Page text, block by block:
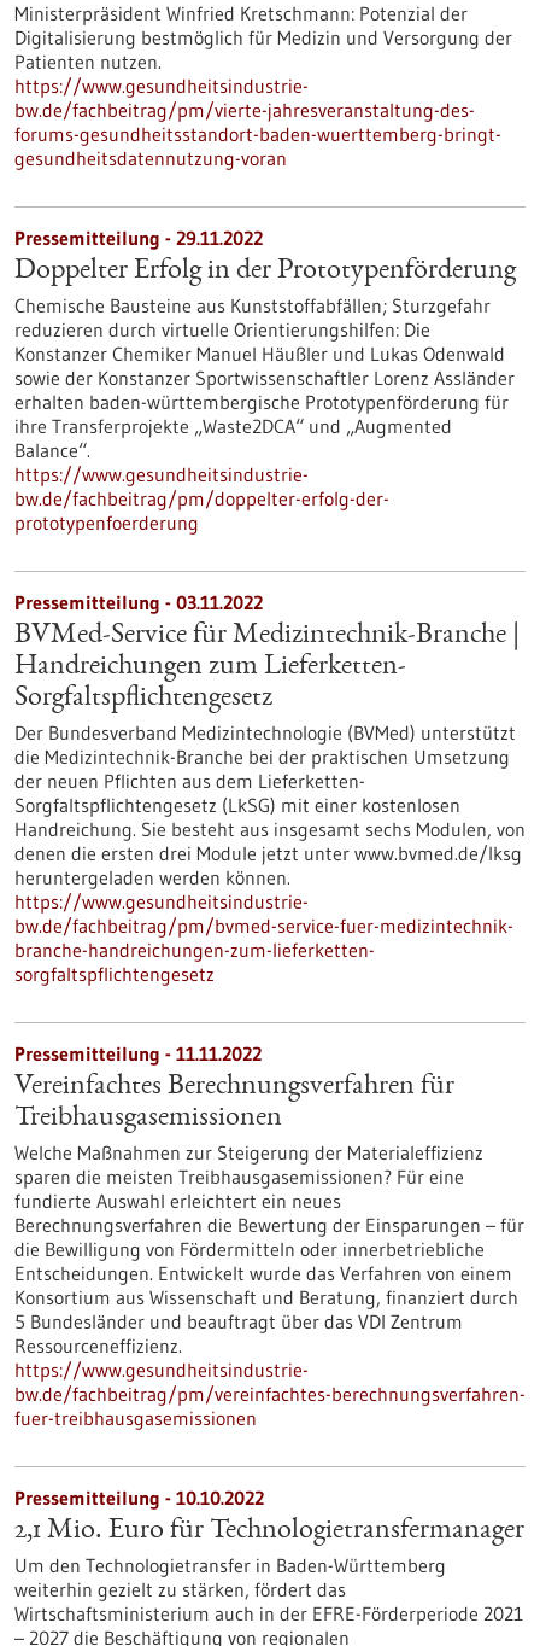
Ministerpräsident Winfried Kretschmann: Potenzial der
Digitalisierung bestmöglich für Medizin und Versorgung der
Patienten nutzen.
https://www.gesundheitsindustrie-
bw.de/fachbeitrag/pm/vierte-jahresveranstaltung-des-
forums-gesundheitsstandort-baden-wuerttemberg-bringt-
gesundheitsdatennutzung-voran
Pressemitteilung - 29.11.2022
Doppelter Erfolg in der Prototypenförderung
Chemische Bausteine aus Kunststoffabfällen; Sturzgefahr
reduzieren durch virtuelle Orientierungshilfen: Die
Konstanzer Chemiker Manuel Häußler und Lukas Odenwald
sowie der Konstanzer Sportwissenschaftler Lorenz Assländer
erhalten baden-württembergische Prototypenförderung für
ihre Transferprojekte „Waste2DCA“ und „Augmented
Balance“.
https://www.gesundheitsindustrie-
bw.de/fachbeitrag/pm/doppelter-erfolg-der-
prototypenfoerderung
Pressemitteilung - 03.11.2022
BVMed-Service für Medizintechnik-Branche |
Handreichungen zum Lieferketten-
Sorgfaltspflichtengesetz
Der Bundesverband Medizintechnologie (BVMed) unterstützt
die Medizintechnik-Branche bei der praktischen Umsetzung
der neuen Pflichten aus dem Lieferketten-
Sorgfaltspflichtengesetz (LkSG) mit einer kostenlosen
Handreichung. Sie besteht aus insgesamt sechs Modulen, von
denen die ersten drei Module jetzt unter www.bvmed.de/lksg
heruntergeladen werden können.
https://www.gesundheitsindustrie-
bw.de/fachbeitrag/pm/bvmed-service-fuer-medizintechnik-
branche-handreichungen-zum-lieferketten-
sorgfaltspflichtengesetz
Pressemitteilung - 11.11.2022
Vereinfachtes Berechnungsverfahren für
Treibhausgasemissionen
Welche Maßnahmen zur Steigerung der Materialeffizienz
sparen die meisten Treibhausgasemissionen? Für eine
fundierte Auswahl erleichtert ein neues
Berechnungsverfahren die Bewertung der Einsparungen – für
die Bewilligung von Fördermitteln oder innerbetriebliche
Entscheidungen. Entwickelt wurde das Verfahren von einem
Konsortium aus Wissenschaft und Beratung, finanziert durch
5 Bundesländer und beauftragt über das VDI Zentrum
Ressourceneffizienz.
https://www.gesundheitsindustrie-
bw.de/fachbeitrag/pm/vereinfachtes-berechnungsverfahren-
fuer-treibhausgasemissionen
Pressemitteilung - 10.10.2022
2,1 Mio. Euro für Technologietransfermanager
Um den Technologietransfer in Baden-Württemberg
weiterhin gezielt zu stärken, fördert das
Wirtschaftsministerium auch in der EFRE-Förderperiode 2021
– 2027 die Beschäftigung von regionalen